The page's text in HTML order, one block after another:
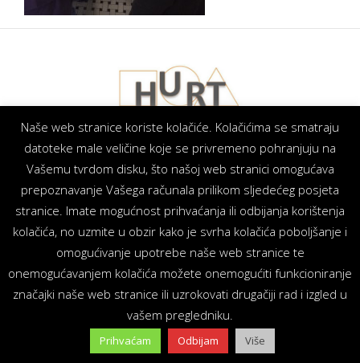
© 2021 HURT. Sva prava pridržana.
We at Social
Networks
Naše web stranice koriste kolačiće. Kolačićima se smatraju
datoteke male veličine koje se privremeno pohranjuju na
Vašemu tvrdom disku, što našoj web stranici omogućava
prepoznavanje Vašega računala prilikom sljedećeg posjeta
stranice. Imate mogućnost prihvaćanja ili odbijanja korištenja
kolačića, no uzmite u obzir kako je svrha kolačića poboljšanje i
omogućivanje upotrebe naše web stranice te
onemogućavanjem kolačića možete onemogućiti funkcioniranje
značajki naše web stranice ili uzrokovati drugačiji rad i izgled u
vašem pregledniku.
Prihvaćam Odbijam Više